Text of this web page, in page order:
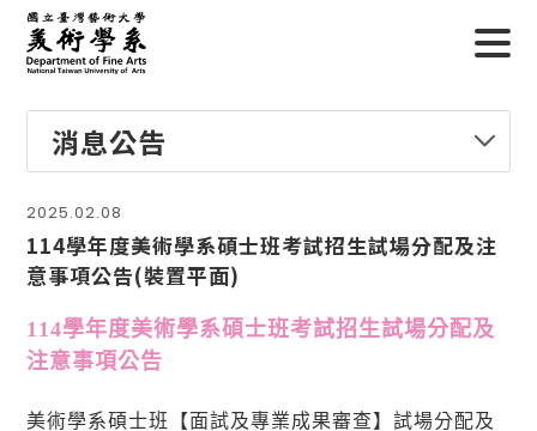
消息公告
2025.02.08
114學年度美術學系碩士班考試招生試場分配及注
意事項公告(裝置平面)
114學年度美術學系碩士班考試招生試場分配及
注意事項公告
美術學系碩士班【面試及專業成果審查】試場分配及